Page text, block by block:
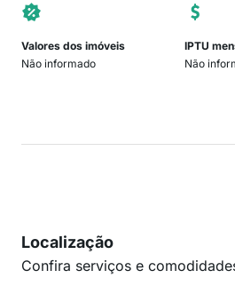
Valores dos imóveis
Não informado
IPTU
Não
Localização
Confira serviços e